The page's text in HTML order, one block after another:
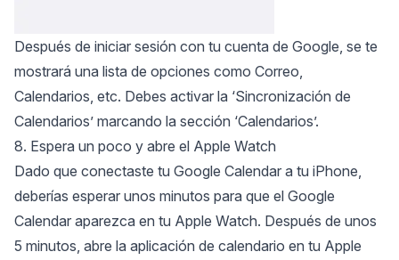
Después de iniciar sesión con tu cuenta de Google, se te
mostrará una lista de opciones como Correo,
Calendarios, etc. Debes activar la ‘Sincronización de
Calendarios’ marcando la sección ‘Calendarios’.
8. Espera un poco y abre el Apple Watch
Dado que conectaste tu Google Calendar a tu iPhone,
deberías esperar unos minutos para que el Google
Calendar aparezca en tu Apple Watch. Después de unos
5 minutos, abre la aplicación de calendario en tu Apple